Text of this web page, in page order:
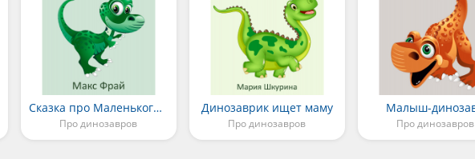
Сказка про Маленького Динозавра
Про динозавров
Динозаврик ищет маму
Про динозавров
Малыш-
Про динозавров